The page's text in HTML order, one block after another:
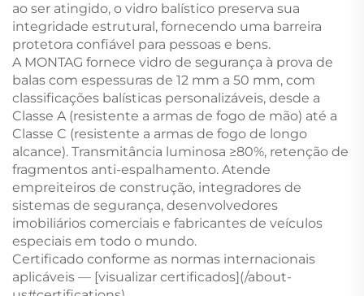
ao ser atingido, o vidro balístico preserva sua
integridade estrutural, fornecendo uma barreira
protetora confiável para pessoas e bens.
A MONTAG fornece vidro de segurança à prova de
balas com espessuras de 12 mm a 50 mm, com
classificações balísticas personalizáveis, desde a
Classe A (resistente a armas de fogo de mão) até a
Classe C (resistente a armas de fogo de longo
alcance). Transmitância luminosa ≥80%, retenção de
fragmentos anti-espalhamento. Atende
empreiteiros de construção, integradores de
sistemas de segurança, desenvolvedores
imobiliários comerciais e fabricantes de veículos
especiais em todo o mundo.
Certificado conforme as normas internacionais
aplicáveis — [visualizar certificados](/about-